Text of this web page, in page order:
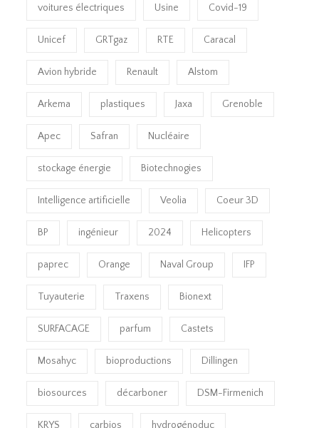
voitures électriques Usine Covid-19
Unicef GRTgaz RTE Caracal
Avion hybride Renault Alstom
Arkema plastiques Jaxa Grenoble
Apec Safran Nucléaire
stockage énergie Biotechnogies
Intelligence artificielle Veolia Coeur 3D
BP ingénieur 2024 Helicopters
paprec Orange Naval Group IFP
Tuyauterie Traxens Bionext
SURFACAGE parfum Castets
Mosahyc bioproductions Dillingen
biosources décarboner DSM-Firmenich
KRYS carbios hydrogénoduc